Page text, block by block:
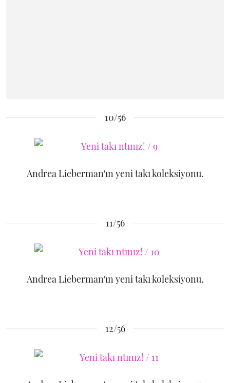
10/56
Andrea Lieberman'ın yeni takı koleksiyonu.
11/56
Andrea Lieberman'ın yeni takı koleksiyonu.
12/56